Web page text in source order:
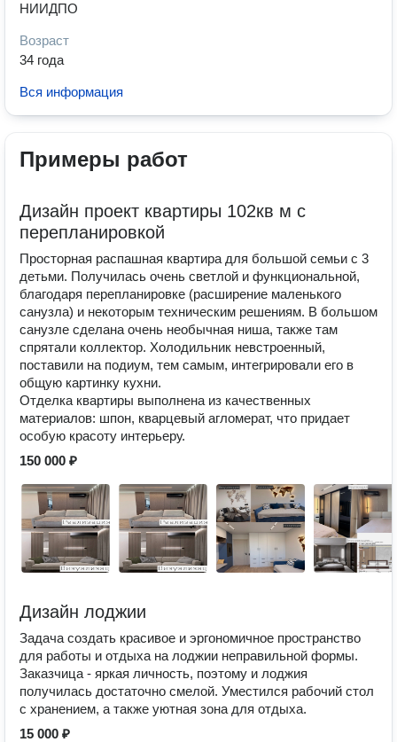
НИИДПО
Возраст
34 года
Вся информация
Примеры работ
Дизайн проект квартиры 102кв м с
перепланировкой
Просторная распашная квартира для большой семьи с 3
детьми. Получилась очень светлой и функциональной,
благодаря перепланировке (расширение маленького
санузла) и некоторым техническим решениям. В большом
санузле сделана очень необычная ниша, также там
спрятали коллектор. Холодильник невстроенный,
поставили на подиум, тем самым, интегрировали его в
общую картинку кухни.
Отделка квартиры выполнена из качественных
материалов: шпон, кварцевый агломерат, что придает
особую красоту интерьеру.
150 000 ₽
Дизайн лоджии
Задача создать красивое и эргономичное пространство
для работы и отдыха на лоджии неправильной формы.
Заказчица - яркая личность, поэтому и лоджия
получилась достаточно смелой. Уместился рабочий стол
с хранением, а также уютная зона для отдыха.
15 000 ₽